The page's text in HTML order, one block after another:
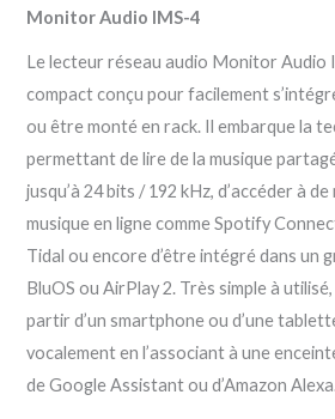
Monitor Audio IMS-4
Le lecteur réseau audio Monitor Audio
compact conçu pour facilement
ou être monté en rack. Il embarque la
permettant de lire de la musique
jusqu’à 24 bits / 192 kHz, d’accéder à
musique en ligne comme Spotify
Tidal ou encore d’être intégré dans un
BluOS ou AirPlay 2. Très simple à
partir d’un smartphone ou d’une
vocalement en l’associant à une
de Google Assistant ou d’Amazon